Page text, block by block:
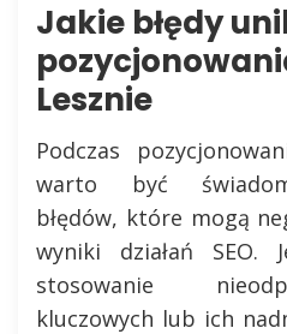
Jakie błędy
Lesznie
Podczas
warto być
błędów, które mogą
wyniki działań
stosowanie
kluczowych lub ich